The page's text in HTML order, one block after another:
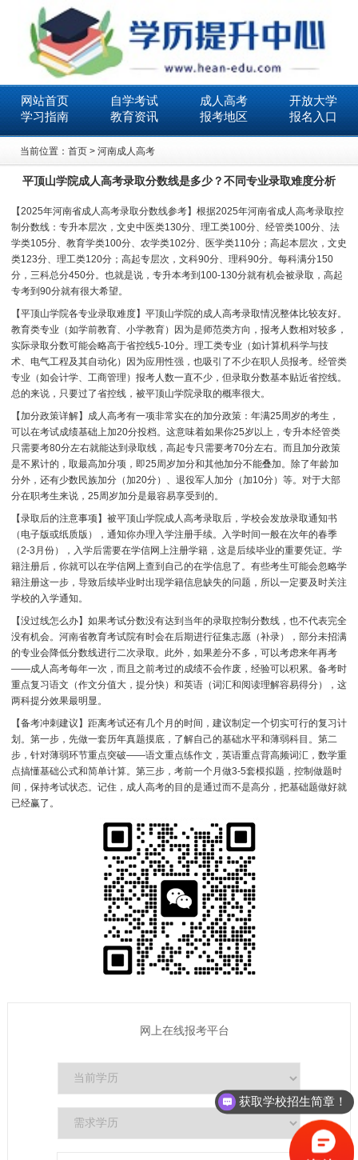
网站首页 自学考试 成人高考
开放大学
学习指南
教育资讯 报考地区 报名入口
当前位置： 首页 > 河南成人高考
平顶山学院成人高考录取分数线是多少？不同专业录取难度分析
【2025年河南省成人高考录取分数线参考】根据2025年河南省成人高考录取控
制分数线：专升本层次，文史中医类130分、理工类100分、经管类100分、法
学类105分、教育学类100分、农学类102分、医学类110分；高起本层次，文史
类123分、理工类120分；高起专层次，文科90分、理科90分。每科满分150
分，三科总分450分。也就是说，专升本考到100-130分就有机会被录取，高起
专考到90分就有很大希望。
【平顶山学院各专业录取难度】平顶山学院的成人高考录取情况整体比较友好。
教育类专业（如学前教育、小学教育）因为是师范类方向，报考人数相对较多，
实际录取分数可能会略高于省控线5-10分。理工类专业（如计算机科学与技
术、电气工程及其自动化）因为应用性强，也吸引了不少在职人员报考。经管类
专业（如会计学、工商管理）报考人数一直不少，但录取分数基本贴近省控线。
总的来说，只要过了省控线，被平顶山学院录取的概率很大。
【加分政策详解】成人高考有一项非常实在的加分政策：年满25周岁的考生，
可以在考试成绩基础上加20分投档。这意味着如果你25岁以上，专升本经管类
只需要考80分左右就能达到录取线，高起专只需要考70分左右。而且加分政策
是不累计的，取最高加分项，即25周岁加分和其他加分不能叠加。除了年龄加
分外，还有少数民族加分（加20分）、退役军人加分（加10分）等。对于大部
分在职考生来说，25周岁加分是最容易享受到的。
【录取后的注意事项】被平顶山学院成人高考录取后，学校会发放录取通知书
（电子版或纸质版），通知你办理入学注册手续。入学时间一般在次年的春季
（2-3月份），入学后需要在学信网上注册学籍，这是后续毕业的重要凭证。学
籍注册后，你就可以在学信网上查到自己的在学信息了。有些考生可能会忽略学
籍注册这一步，导致后续毕业时出现学籍信息缺失的问题，所以一定要及时关注
学校的入学通知。
【没过线怎么办】如果考试分数没有达到当年的录取控制分数线，也不代表完全
没有机会。河南省教育考试院有时会在后期进行征集志愿（补录），部分未招满
的专业会降低分数线进行二次录取。此外，如果差分不多，可以考虑来年再考
——成人高考每年一次，而且之前考过的成绩不会作废，经验可以积累。备考时
重点复习语文（作文分值大，提分快）和英语（词汇和阅读理解容易得分），这
两科提分效果最明显。
【备考冲刺建议】距离考试还有几个月的时间，建议制定一个切实可行的复习计
划。第一步，先做一套历年真题摸底，了解自己的基础水平和薄弱科目。第二
步，针对薄弱环节重点突破——语文重点练作文，英语重点背高频词汇，数学重
点搞懂基础公式和简单计算。第三步，考前一个月做3-5套模拟题，控制做题时
间，保持考试状态。记住，成人高考的目的是通过而不是高分，把基础题做好就
已经赢了。
网上在线报考平台
获取学校招生简章！